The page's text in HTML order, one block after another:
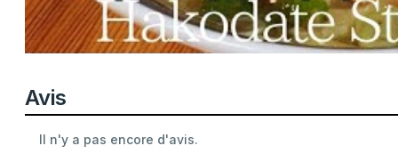
Avis
Il n'y a pas encore d'avis.